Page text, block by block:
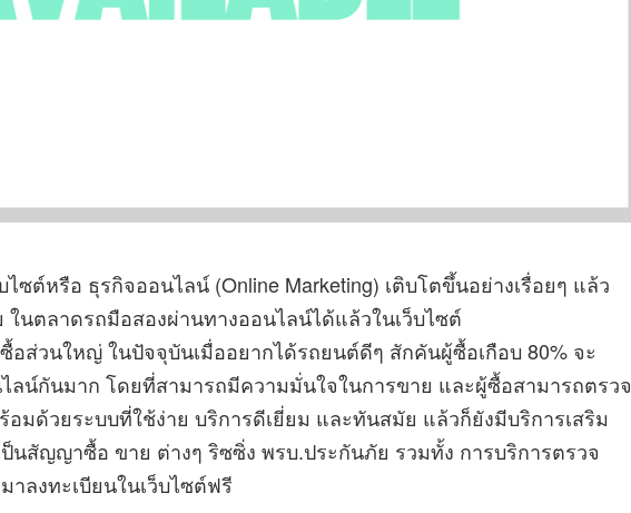
ซต์หรือ ธุรกิจออนไลน์ (Online Marketing) เติบโตขึ้นอย่างเรื่อยๆ แล้ว
นตลาดรถมือสองผ่านทางออนไลน์ได้แล้วในเว็บไซต์
อส่วนใหญ่ ในปัจจุบันเมื่ออยากได้รถยนต์ดีๆ สักคันผู้ซื้อเกือบ 80% จะ
ลน์กันมาก โดยที่สามารถมีความมั่นใจในการขาย และผู้ซื้อสามารถตรวจ
มด้วยระบบที่ใช้ง่าย บริการดีเยี่ยม และทันสมัย แล้วก็ยังมีบริการเสริม
นสัญญาซื้อ ขาย ต่างๆ ริซซิ่ง พรบ.ประกันภัย รวมทั้ง การบริการตรวจ
าลงทะเบียนในเว็บไซต์ฟรี